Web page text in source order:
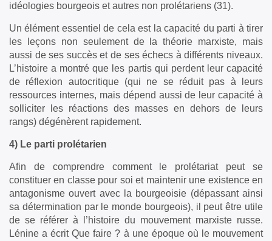
idéologies bourgeois et autres non prolétariens (31).
Un élément essentiel de cela est la capacité du parti à tirer
les leçons non seulement de la théorie marxiste, mais
aussi de ses succès et de ses échecs à différents niveaux.
L’histoire a montré que les partis qui perdent leur capacité
de réflexion autocritique (qui ne se réduit pas à leurs
ressources internes, mais dépend aussi de leur capacité à
solliciter les réactions des masses en dehors de leurs
rangs) dégénèrent rapidement.
4) Le parti prolétarien
Afin de comprendre comment le prolétariat peut se
constituer en classe pour soi et maintenir une existence en
antagonisme ouvert avec la bourgeoisie (dépassant ainsi
sa détermination par le monde bourgeois), il peut être utile
de se référer à l’histoire du mouvement marxiste russe.
Lénine a écrit Que faire ? à une époque où le mouvement